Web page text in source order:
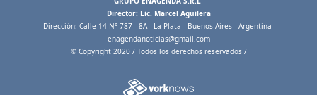
Director: Lic. Marcel Aguilera
Dirección: Calle 14 N° 787 - 8A - La Plata - Buenos Aires - Argentina
enagendanoticias@gmail.com
© Copyright 2020 / Todos los derechos reservados /